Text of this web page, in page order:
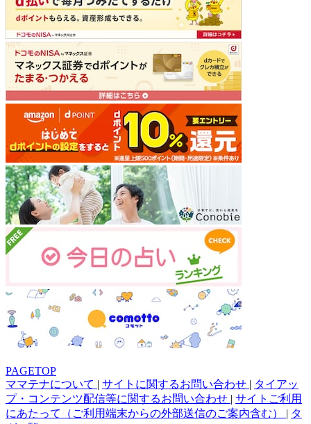
PAGETOP
ママテナについて | サイトに関するお問い合わせ | タイアッ
プ・コンテンツ配信等に関するお問い合わせ | サイトご利用
にあたって（ご利用端末からの外部送信のご案内含む） | タ